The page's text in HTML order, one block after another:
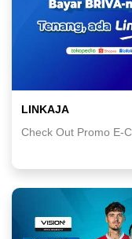
LINKAJA
Check Out Promo E-